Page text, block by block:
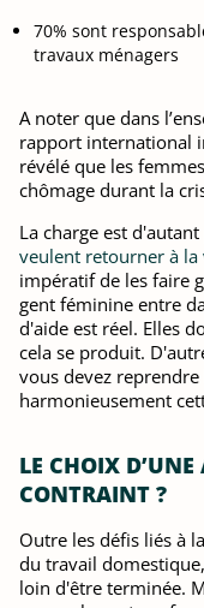
70% sont
travaux ménagers
A noter que dans
rapport international
révélé que les
chômage durant la
La charge est
veulent retourner à
impératif de les faire
gent féminine entre
d'aide est réel. Elles
cela se produit.
vous devez
harmonieusement
LE CHOIX
CONTRAINT ?
Outre les défis liés à
du travail
loin d'être terminée.